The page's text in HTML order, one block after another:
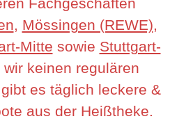
, Mössingen (REWE),
Mitte sowie Stuttgart-
wir keinen regulären
es täglich leckere &
aus der Heißtheke.